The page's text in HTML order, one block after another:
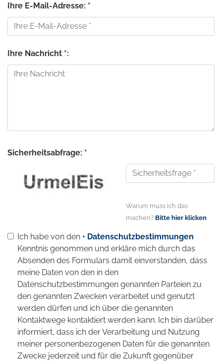
Ihre E-Mail-Adresse: *
Ihre Nachricht *:
Sicherheitsabfrage: *
Warum muss ich das
machen? Bitte hier klicken
Ich habe von den • Datenschutzbestimmungen
Kenntnis genommen und erkläre mich durch das
Absenden des Formulars damit einverstanden, dass
meine Daten von den in den
Datenschutzbestimmungen genannten Parteien zu
den genannten Zwecken verarbeitet und genutzt
werden dürfen und ich über die genannten
Kontaktwege kontaktiert werden kann. Ich bin darüber
informiert, dass ich der Verarbeitung und Nutzung
meiner personenbezogenen Daten für die genannten
Zwecke jederzeit und für die Zukunft gegenüber